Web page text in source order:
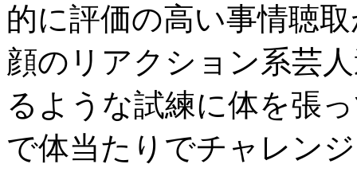
的に評価の高い事情聴
顔のリアクション系芸
るような試練に体を張
で体当たりでチャレン